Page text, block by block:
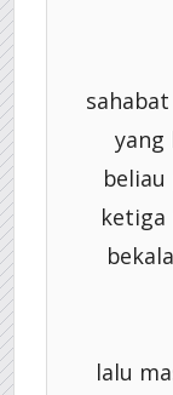
yang
ketiga
lalu